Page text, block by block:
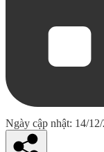
Ngày cập nhật: 14/